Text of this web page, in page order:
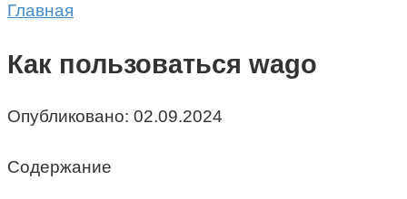
Главная
Как пользоваться wago
Опубликовано: 02.09.2024
Содержание